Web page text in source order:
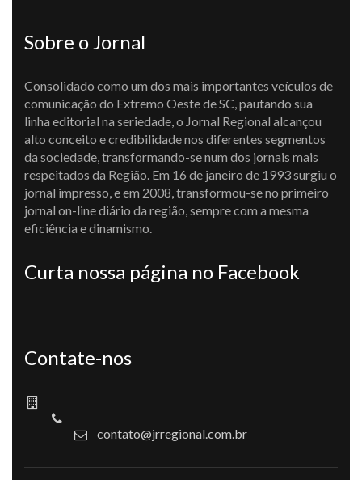
Sobre o Jornal
Consolidado como um dos mais importantes veículos de
comunicação do Extremo Oeste de SC, pautando sua
linha editorial na seriedade, o Jornal Regional alcançou
alto conceito e credibilidade nos diferentes segmentos
da sociedade, transformando-se num dos jornais mais
respeitados da Região. Em 16 de janeiro de 1993 surgiu o
jornal impresso, e em 2008, transformou-se no primeiro
jornal on-line diário da região, sempre com a mesma
eficiência e dinamismo.
Curta nossa página no Facebook
Contate-nos
contato@jrregional.com.br